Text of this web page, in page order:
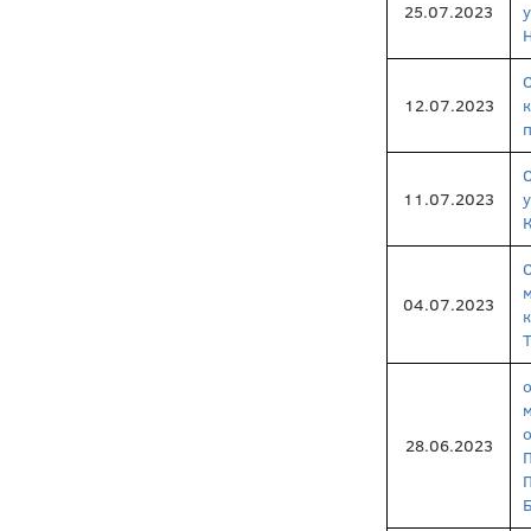
25.07.2023
12.07.2023
11.07.2023
04.07.2023
28.06.2023